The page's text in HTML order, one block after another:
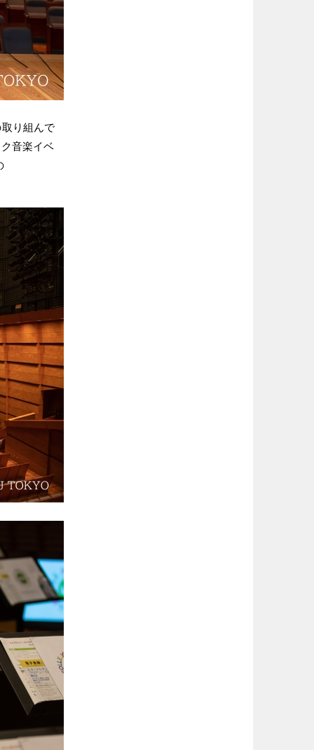
り組んで
音楽イベ